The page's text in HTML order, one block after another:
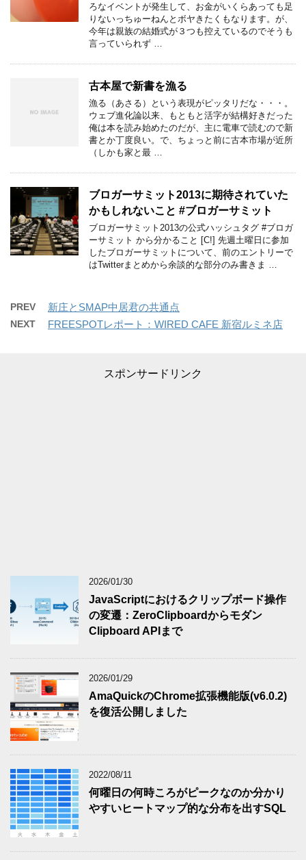
ろなイベントが発生して、お金がいくらあっても足
りないっちゅーねんとボヤきたくもなります。が、
今年は親族の結婚式が３つも控えているのでそうも
言っていられず …
古本屋で新書を漁る
漁る（あさる）という表現がピッタリだな・・・。
ウェブ進化論以来、もともと活字が結構好きだった
俺は本を読み始めたのだが、主に電車で読むので新
書とか丁度良い。で、ちょっと前に古本市場が近所
（しかも家と最 …
ブロガーサミット2013に期待されていた
かもしれないこと #ブロガーサミット
ブロガーサミット2013の公式ハッシュタグ #ブロガ
ーサミット から分かること [C!] 先週土曜日に参加
したブロガーサミットについて、前のエントリーで
はTwitterまとめから余談的な部分のみ書きま …
PREV 新庄とSMAP中居君の共通点
NEXT FREESPOTレポート：WIRED CAFE 新宿ルミネ店
スポンサードリンク
2026/01/30
JavaScriptにおけるクリップボード操作
の変遷：ZeroClipboardからモダン
Clipboard APIまで
2026/01/29
AmaQuickのChrome拡張機能版(v6.0.2)
を復活公開しました
2022/08/11
何曜日の何時ころがピークなのか分かり
やすいヒートマップ的な分布を出すSQL